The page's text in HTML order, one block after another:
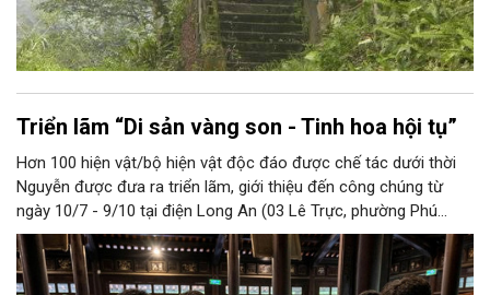
Triển lãm “Di sản vàng son - Tinh hoa hội tụ”
Hơn 100 hiện vật/bộ hiện vật độc đáo được chế tác dưới thời
Nguyễn được đưa ra triển lãm, giới thiệu đến công chúng từ
ngày 10/7 - 9/10 tại điện Long An (03 Lê Trực, phường Phú
Xuân, TP Huế).